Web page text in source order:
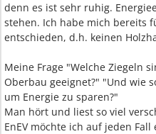
denn es ist sehr ruhig.
stehen. Ich habe mich bereits
entschieden, d.h. keinen
Meine Frage "Welche Ziegeln
Oberbau geeignet?" "Und wie
um Energie zu sparen?"
Man hört und liest so viel
EnEV möchte ich auf jeden Fall